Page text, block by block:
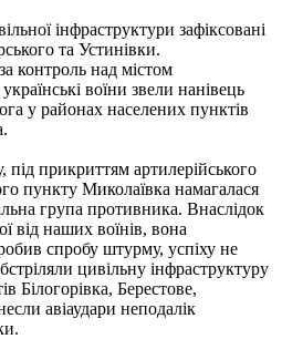
інфраструктури зафіксовані
та Устинівки.
контроль над містом
воїни звели нанівець
у районах населених пунктів
прикриттям артилерійського
пункту Миколаївка намагалася
група противника. Внаслідок
від наших воїнів, вона
спробу штурму, успіху не
цивільну інфраструктуру
Білогорівка, Берестове,
авіаудари неподалік